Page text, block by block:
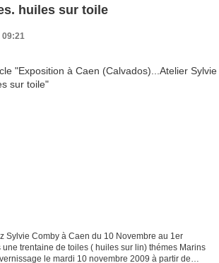
huiles sur toile
09:21
Sylvie Comby à Caen du 10 Novembre au 1er
trentaine de toiles ( huiles sur lin) thémes Marins
le mardi 10 novembre 2009 à partir de